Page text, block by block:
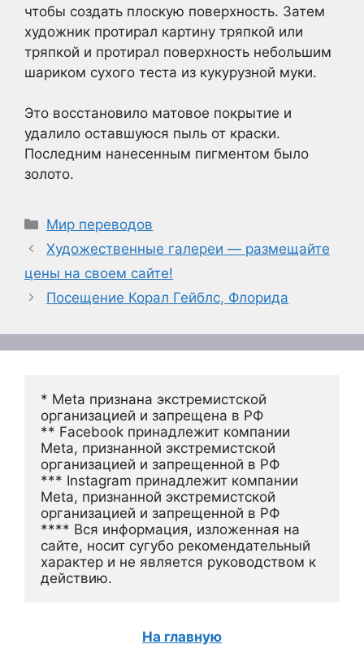
чтобы создать плоскую поверхность. Затем
художник протирал картину тряпкой или
тряпкой и протирал поверхность небольшим
шариком сухого теста из кукурузной муки.
Это восстановило матовое покрытие и
удалило оставшуюся пыль от краски.
Последним нанесенным пигментом было
золото.
Рубрики
Мир переводов
Художественные галереи — размещайте
цены на своем сайте!
Посещение Корал Гейблс, Флорида
* Meta признана экстремистской
организацией и запрещена в РФ
** Facebook принадлежит компании
Meta, признанной экстремистской
организацией и запрещенной в РФ
*** Instagram принадлежит компании
Meta, признанной экстремистской
организацией и запрещенной в РФ
**** Вся информация, изложенная на
сайте, носит сугубо рекомендательный
характер и не является руководством к
действию.
На главную